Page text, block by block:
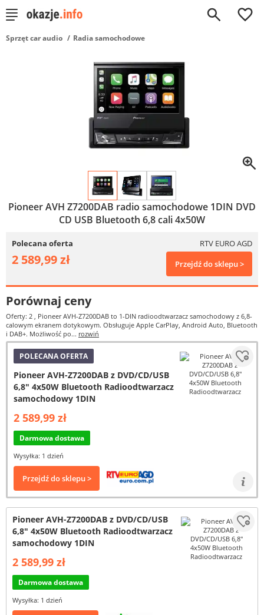
0
Sprzęt car audio Radia samochodowe
Pioneer AVH Z7200DAB radio samochodowe 1DIN DVD
CD USB Bluetooth 6,8 cali 4x50W
Polecana oferta RTV EURO AGD
2 589,99 zł Przejdź do sklepu >
Porównaj ceny
Oferty: 2 , Pioneer AVH-Z7200DAB to 1-DIN radioodtwarzacz samochodowy z 6,8-
calowym ekranem dotykowym. Obsługuje Apple CarPlay, Android Auto, Bluetooth
i DAB+. Możliwość po... rozwiń
POLECANA OFERTA
Pioneer AVH-Z7200DAB z DVD/CD/USB
6,8" 4x50W Bluetooth Radioodtwarzacz
samochodowy 1DIN
2 589,99 zł
Darmowa dostawa
Wysyłka: 1 dzień
Przejdź do sklepu >
Pioneer AVH-Z7200DAB z DVD/CD/USB
6,8" 4x50W Bluetooth Radioodtwarzacz
samochodowy 1DIN
2 589,99 zł
Darmowa dostawa
Wysyłka: 1 dzień